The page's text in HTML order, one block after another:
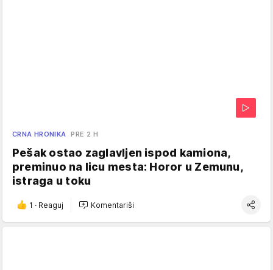
CRNA HRONIKA PRE 2 H
Pešak ostao zaglavljen ispod kamiona,
preminuo na licu mesta: Horor u Zemunu,
istraga u toku
1 · Reaguj Komentariši